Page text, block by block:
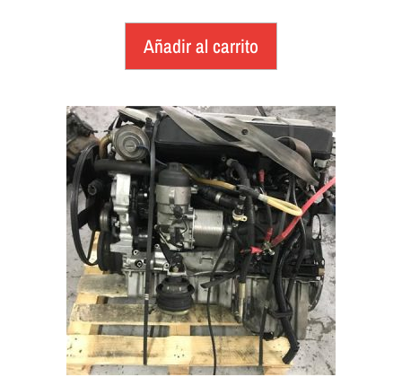
Añadir al carrito